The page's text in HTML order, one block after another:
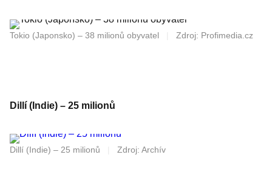
Tokio (Japonsko) – 38 milionů obyvatel Zdroj: Profimedia.cz
Dillí (Indie) – 25 milionů
Dillí (Indie) – 25 milionů Zdroj: Archív